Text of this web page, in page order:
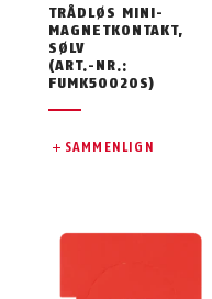
TRÅDLØS MINI-
MAGNETKONTAKT,
SØLV
(ART.-NR.:
FUMK50020S)
SAMMENLIGN